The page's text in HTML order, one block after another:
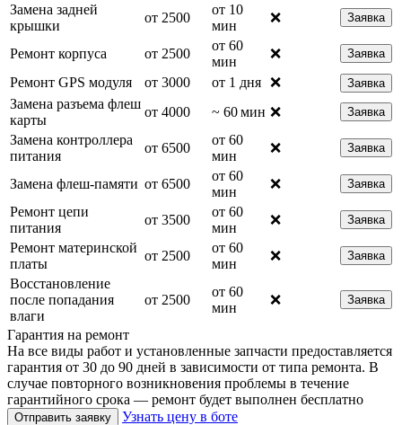
Замена задней
крышки
от 2500
от 10
мин
❌ Заявка
Ремонт корпуса от 2500
от 60
мин
❌ Заявка
Ремонт GPS модуля от 3000 от 1 дня ❌ Заявка
Замена разъема флеш
карты
от 4000 ~ 60 мин ❌ Заявка
Замена контроллера
питания
от 6500
от 60
мин
❌ Заявка
Замена флеш-памяти от 6500
от 60
мин
❌ Заявка
Ремонт цепи
питания
от 3500
от 60
мин
❌ Заявка
Ремонт материнской
платы
от 2500
от 60
мин
❌ Заявка
Восстановление
после попадания
влаги
от 2500
от 60
мин
❌ Заявка
Гарантия на ремонт
На все виды работ и установленные запчасти предоставляется
гарантия от 30 до 90 дней в зависимости от типа ремонта. В
случае повторного возникновения проблемы в течение
гарантийного срока — ремонт будет выполнен бесплатно
Отправить заявку
Узнать цену в боте